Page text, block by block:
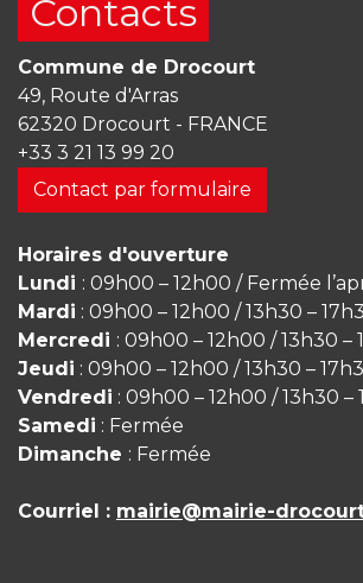
Contacts
Commune de Drocourt
49, Route d'Arras
62320 Drocourt - FRANCE
+33 3 21 13 99 20
Contact par formulaire
Horaires d'ouverture
Lundi : 09h00 – 12h00 / Fermée
Mardi : 09h00 – 12h00 / 13h30 –
Mercredi : 09h00 – 12h00 / 13h30 –
Jeudi : 09h00 – 12h00 / 13h30 –
Vendredi : 09h00 – 12h00 / 13h30 –
Samedi : Fermée
Dimanche : Fermée
Courriel : mairie@mairie-